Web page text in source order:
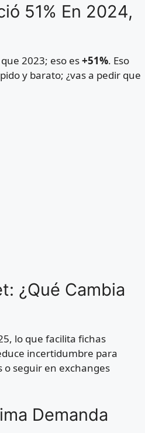
51% En 2024,
2023; eso es+51%. Eso
y barato; ¿vas a pedir que
¿Qué Cambia
lo que facilita fichas
incertidumbre para
seguir en exchanges
Demanda